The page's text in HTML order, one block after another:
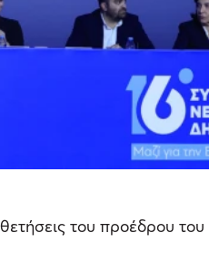
του προέδρου του